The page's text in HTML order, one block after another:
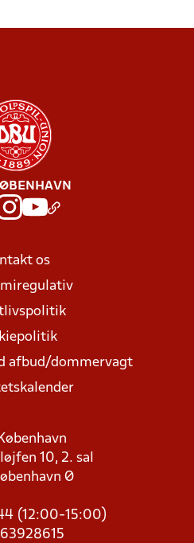
os
afbud/dommervagt
10, 2. sal
Ø
(12:00-15:00)
63928615